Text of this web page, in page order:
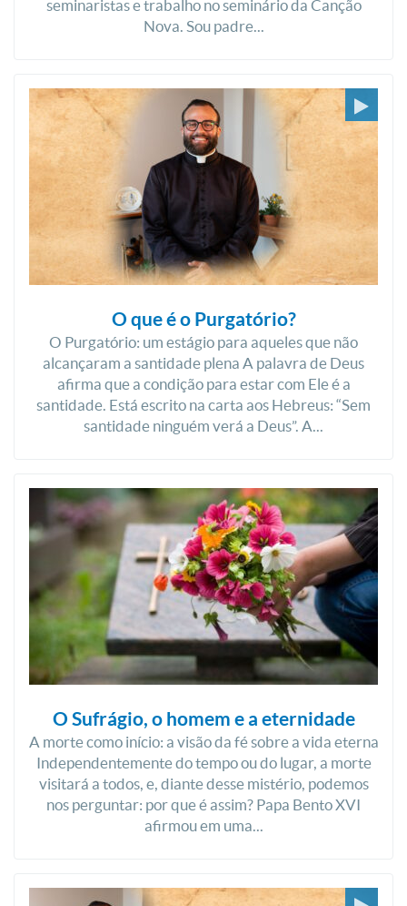
seminaristas e trabalho no seminário da Canção
Nova. Sou padre...
O que é o Purgatório?
O Purgatório: um estágio para aqueles que não
alcançaram a santidade plena A palavra de Deus
afirma que a condição para estar com Ele é a
santidade. Está escrito na carta aos Hebreus: “Sem
santidade ninguém verá a Deus”. A...
O Sufrágio, o homem e a eternidade
A morte como início: a visão da fé sobre a vida eterna
Independentemente do tempo ou do lugar, a morte
visitará a todos, e, diante desse mistério, podemos
nos perguntar: por que é assim? Papa Bento XVI
afirmou em uma...